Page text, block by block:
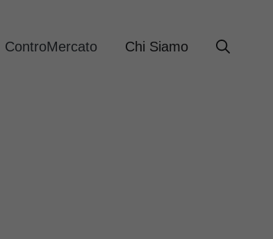
ControMercato Chi Siamo